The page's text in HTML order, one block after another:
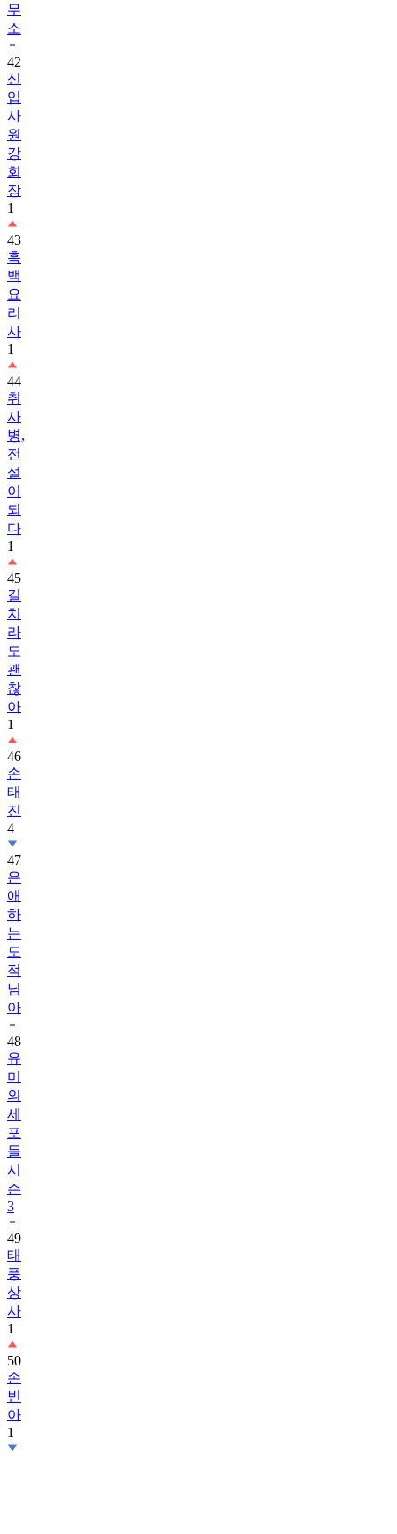
무
소
42
신
입
사
원
강
회
장
1
43
흑
백
요
리
사
1
44
취
사
병,
전
설
이
되
다
1
45
길
치
라
도
괜
찮
아
1
46
손
태
진
4
47
은
애
하
는
도
적
님
아
48
유
미
의
세
포
들
시
즌
3
49
태
풍
상
사
1
50
손
빈
아
1